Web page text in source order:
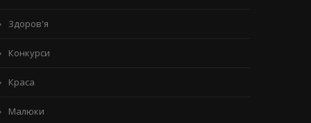
Здоров'я
Конкурси
Краса
Малюки